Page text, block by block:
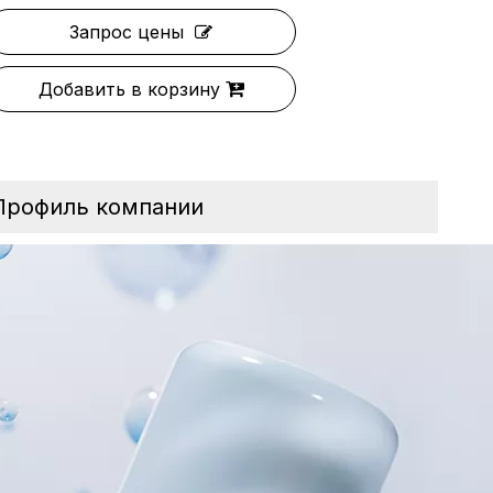
Запрос цены
Добавить в корзину
компании